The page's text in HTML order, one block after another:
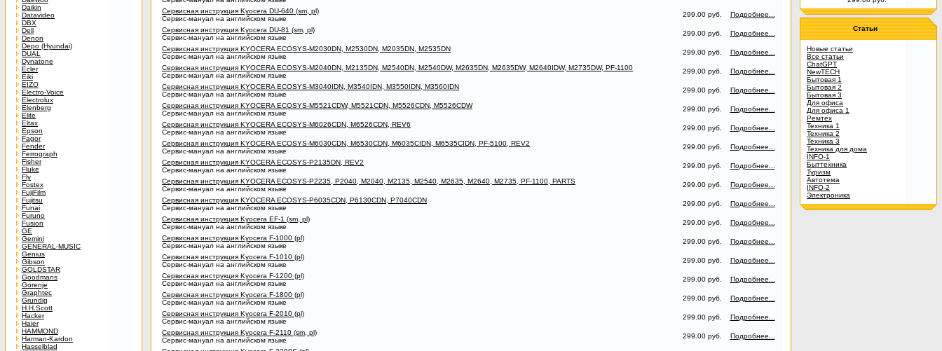
Daikin
Datavideo
DBX
Dell
Denon
Depo (Hyundai)
DUAL
Dynatone
Ecler
Eiki
EIZO
Electro-Voice
Electrolux
Elenberg
Elite
Eltax
Epson
Fagor
Fender
Ferrograph
Fisher
Fluke
Fly
Fostex
FujiFilm
Fujitsu
Funai
Furuno
Fusion
GE
Gemini
GENERAL-MUSIC
Genius
Gibson
GOLDSTAR
Goodmans
Gorenje
Graphtec
Grundig
H.H.Scott
Hacker
Haier
HAMMOND
Harman-Kardon
Hasselblad
Сервисная инструкция Kyocera DU-640 (sm, pl)
Сервис-мануал на английском языке
299.00 руб.
Подробнее...
Сервисная инструкция Kyocera DU-81 (sm, pl)
Сервис-мануал на английском языке
299.00 руб.
Подробнее...
Сервисная инструкция KYOCERA ECOSYS-M2030DN, M2530DN, M2035DN, M2535DN
Сервис-мануал на английском языке
299.00 руб.
Подробнее...
Сервисная инструкция KYOCERA ECOSYS-M2040DN, M2135DN, M2540DN, M2540DW, M2635DN, M2635DW, M2640IDW, M2735DW, PF-1100
Сервис-мануал на английском языке
299.00 руб.
Подробнее...
Сервисная инструкция KYOCERA ECOSYS-M3040IDN, M3540IDN, M3550IDN, M3560IDN
Сервис-мануал на английском языке
299.00 руб.
Подробнее...
Сервисная инструкция KYOCERA ECOSYS-M5521CDW, M5521CDN, M5526CDN, M5526CDW
Сервис-мануал на английском языке
299.00 руб.
Подробнее...
Сервисная инструкция KYOCERA ECOSYS-M6026CDN, M6526CDN, REV6
Сервис-мануал на английском языке
299.00 руб.
Подробнее...
Сервисная инструкция KYOCERA ECOSYS-M6030CDN, M6530CDN, M6035CIDN, M6535CIDN, PF-5100, REV2
Сервис-мануал на английском языке
299.00 руб.
Подробнее...
Сервисная инструкция KYOCERA ECOSYS-P2135DN, REV2
Сервис-мануал на английском языке
299.00 руб.
Подробнее...
Сервисная инструкция KYOCERA ECOSYS-P2235, P2040, M2040, M2135, M2540, M2635, M2640, M2735, PF-1100, PARTS
Сервис-мануал на английском языке
299.00 руб.
Подробнее...
Сервисная инструкция KYOCERA ECOSYS-P6035CDN, P6130CDN, P7040CDN
Сервис-мануал на английском языке
299.00 руб.
Подробнее...
Сервисная инструкция Kyocera EF-1 (sm, pl)
Сервис-мануал на английском языке
299.00 руб.
Подробнее...
Сервисная инструкция Kyocera F-1000 (pl)
Сервис-мануал на английском языке
299.00 руб.
Подробнее...
Сервисная инструкция Kyocera F-1010 (pl)
Сервис-мануал на английском языке
299.00 руб.
Подробнее...
Сервисная инструкция Kyocera F-1200 (pl)
Сервис-мануал на английском языке
299.00 руб.
Подробнее...
Сервисная инструкция Kyocera F-1800 (pl)
Сервис-мануал на английском языке
299.00 руб.
Подробнее...
Сервисная инструкция Kyocera F-2010 (pl)
Сервис-мануал на английском языке
299.00 руб.
Подробнее...
Сервисная инструкция Kyocera F-2110 (sm, pl)
Сервис-мануал на английском языке
299.00 руб.
Подробнее...
Статьи
Новые статьи
Все статьи
ChatGPT
NewTECH
Бытовая 1
Бытовая 2
Бытовая 3
Для офиса
Для офиса 1
Ремтех
Техника 1
Техника 2
Техника 3
Техника для дома
INFO-1
Быттехника
Туризм
Автотема
INFO-2
Электроника